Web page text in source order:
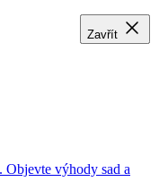
výhody sad a
Zavřít
Zavřít
Zavřít